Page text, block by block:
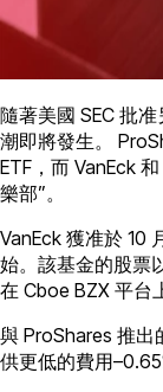
隨著美國 SEC 批
潮即將發生。
ETF，而 VanEck
樂部”。
VanEck 獲准於 10
始。該基金的股票
在 Cboe BZX 平台
與 ProShares 推出
供更低的費用